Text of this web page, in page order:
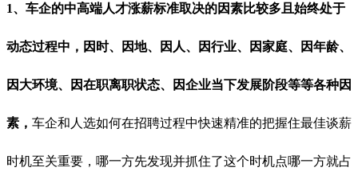
1、车企的中高端人才涨薪标准取决的因素比较多且始终处于
动态过程中，因时、因地、因人、因行业、因家庭、因年龄、
因大环境、因在职离职状态、因企业当下发展阶段等等各种因
素， 车企和人选如何在招聘过程中快速精准的把握住最佳谈薪
时机至关重要，哪一方先发现并抓住了这个时机点哪一方就占